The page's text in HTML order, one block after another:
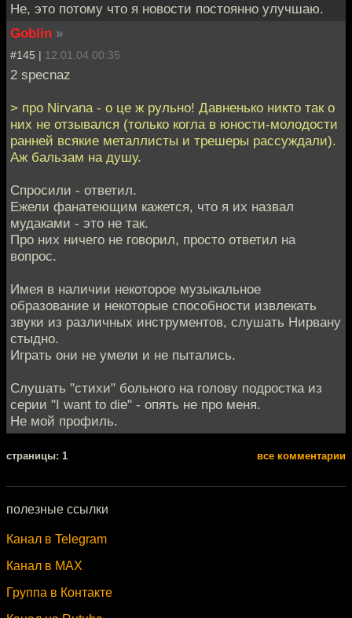
Не, это потому что я новости постоянно улучшаю.
Goblin »
#145 | 12.01.04 00:35
2 specnaz
> про Nirvana - о це ж рульно! Давненько никто так о
них не отзывался (только когла в юности-молодости
ранней всякие металлисты и трешеры рассуждали).
Аж бальзам на душу.
Спросили - ответил.
Ежели фанатеющим кажется, что я их назвал
мудаками - это не так.
Про них ничего не говорил, просто ответил на
вопрос.
Имея в наличии некоторое музыкальное
образование и некоторые способности извлекать
звуки из различных инструментов, слушать Нирвану
стыдно.
Играть они не умели и не пытались.
Слушать "стихи" больного на голову подростка из
серии "I want to die" - опять не про меня.
Не мой профиль.
cтраницы: 1 все комментарии
полезные ссылки
Канал в Telegram
Канал в MAX
Группа в Контакте